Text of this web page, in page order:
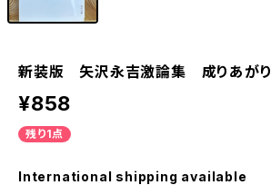
新装版 矢沢永吉激論集 成りあがり
¥858
残り1点
International shipping available